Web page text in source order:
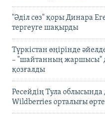
"Әділ сөз" қоры Динара
тергеуге шақырды
Түркістан өңірінде
– "шайтанның жаршысы"
қозғалды
Ресейдің Тула
Wildberries орталығы